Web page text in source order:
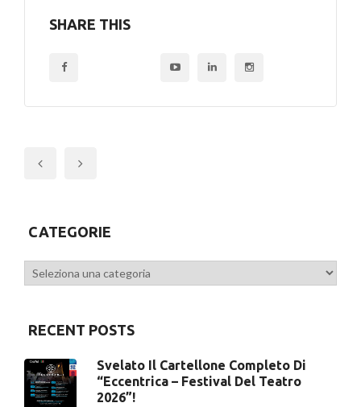
SHARE THIS
CATEGORIE
Categorie
RECENT POSTS
Svelato Il Cartellone Completo Di
“Eccentrica – Festival Del Teatro
2026”!